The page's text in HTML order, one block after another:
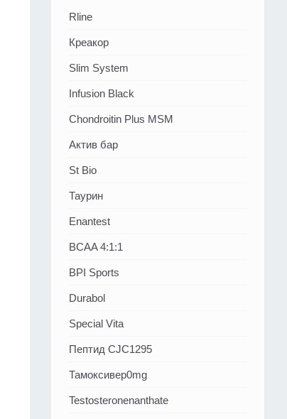
Rline
Креакор
Slim System
Infusion Black
Chondroitin Plus MSM
Актив бар
St Bio
Таурин
Enantest
BCAA 4:1:1
BPI Sports
Durabol
Special Vita
Пептид CJC1295
Тамоксивер0mg
Testosteronenanthate